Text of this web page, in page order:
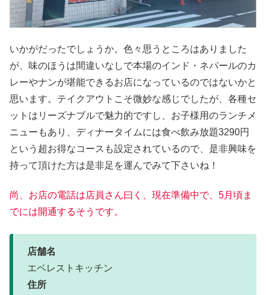
いかがだったでしょうか。色々思うところはありました
が、味のほうは間違いなしで本場のインド・ネパールのカ
レーやナンが堪能できるお店になっているのではないかと
思います。テイクアウトこそ微妙な感じでしたが、各種セ
ットはリーズナブルで魅力的ですし、お子様用のランチメ
ニューもあり、ディナータイムには食べ飲み放題3290円
という超お得なコースも設定されているので、是非興味を
持って頂けた方は是非足を運んでみて下さいね！
尚、お店の電話は店員さん曰く、現在準備中で、5月頃ま
でには開通するそうです。
店舗名
エベレストキッチン
住所